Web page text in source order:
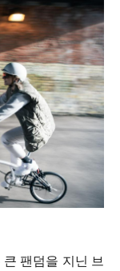
팬덤을 지닌 브